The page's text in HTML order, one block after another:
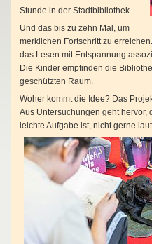
Stunde in der Stadtbibliothek.
Und das bis zu zehn Mal, um
merklichen Fortschritt zu
das Lesen mit Entspannung
Die Kinder empfinden die
geschützten Raum.
Woher kommt die Idee? Das
Aus Untersuchungen geht hervor,
leichte Aufgabe ist, nicht gerne